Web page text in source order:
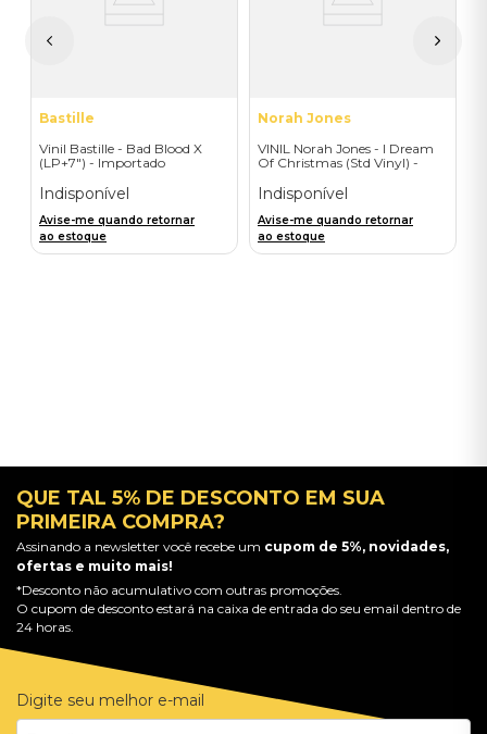
Bastille
Vinil Bastille - Bad Blood X
(LP+7") - Importado
Indisponível
Avise-me quando retornar
ao estoque
Norah Jones
VINIL Norah Jones - I Dream
Of Christmas (Std Vinyl) -
Indisponível
Avise-me quando retornar
ao estoque
QUE TAL 5% DE DESCONTO EM SUA
PRIMEIRA COMPRA?
Assinando a newsletter você recebe um cupom de 5%, novidades,
ofertas e muito mais!
*Desconto não acumulativo com outras promoções.
O cupom de desconto estará na caixa de entrada do seu email dentro de
24 horas.
Digite seu melhor e-mail